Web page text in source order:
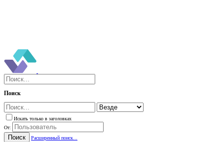
Поиск
Искать только в заголовках
От:
Поиск Расширенный поиск...